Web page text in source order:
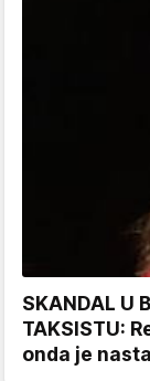
SKANDAL U
TAKSISTU:
onda je